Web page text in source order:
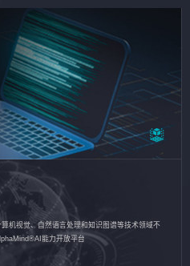
机视觉、自然语言处理和知识图谱等技术领域不
能力开放平台